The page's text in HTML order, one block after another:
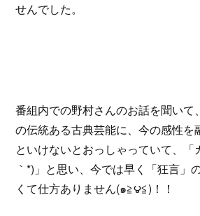
せんでした。
番組内での野村さんのお話を聞いて
の伝統ある古典芸能に、今の感性を
といけないとおっしゃっていて、「
｀*)」と思い、今では早く「狂言」
くて仕方ありません(๑≧౪≦)！！